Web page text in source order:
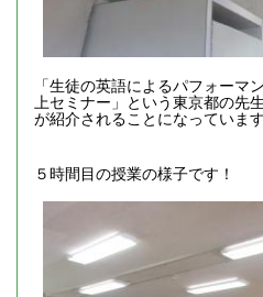
「生徒の英語によるパフォーマ
上セミナー」という東京都の先
が紹介されることになっています
５時間目の授業の様子です！